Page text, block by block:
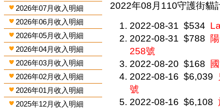
2026年07月收入明細
2026年06月收入明細
2026年05月收入明細
2026年04月收入明細
2026年03月收入明細
2026年02月收入明細
2026年01月收入明細
2025年12月收入明細
2022年08月 110守護街貓
2022-08-31 $534
2022-08-31 $788
258號
2022-08-20 $168
2022-08-16 $6,039
號
2022-08-16 $6,108